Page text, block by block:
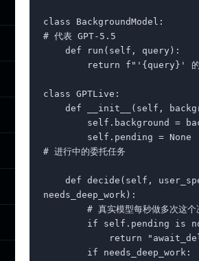
class BackgroundModel:
# 代表 GPT-5.5
class GPTLive:
# 进行中的委托任务
needs_deep_work):